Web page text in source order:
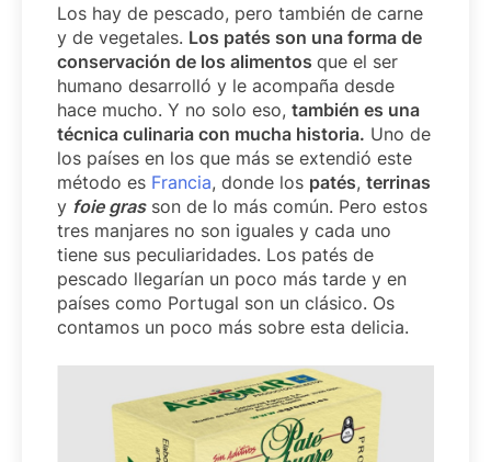
Los hay de pescado, pero también de carne
y de vegetales. Los patés son una forma de
conservación de los alimentos que el ser
humano desarrolló y le acompaña desde
hace mucho. Y no solo eso, también es una
técnica culinaria con mucha historia. Uno de
los países en los que más se extendió este
método es Francia, donde los patés, terrinas
y foie grasson de lo más común. Pero estos
tres manjares no son iguales y cada uno
tiene sus peculiaridades. Los patés de
pescado llegarían un poco más tarde y en
países como Portugal son un clásico. Os
contamos un poco más sobre esta delicia.